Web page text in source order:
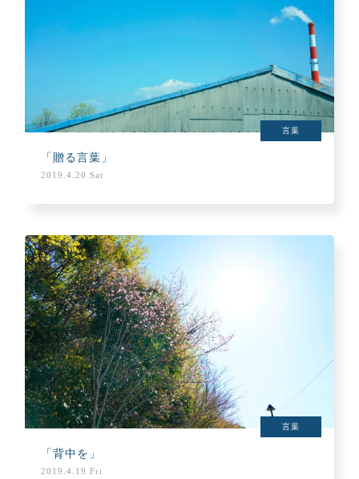
言葉
「贈る言葉」
2019.4.20 Sat
言葉
「背中を」
2019.4.19 Fri